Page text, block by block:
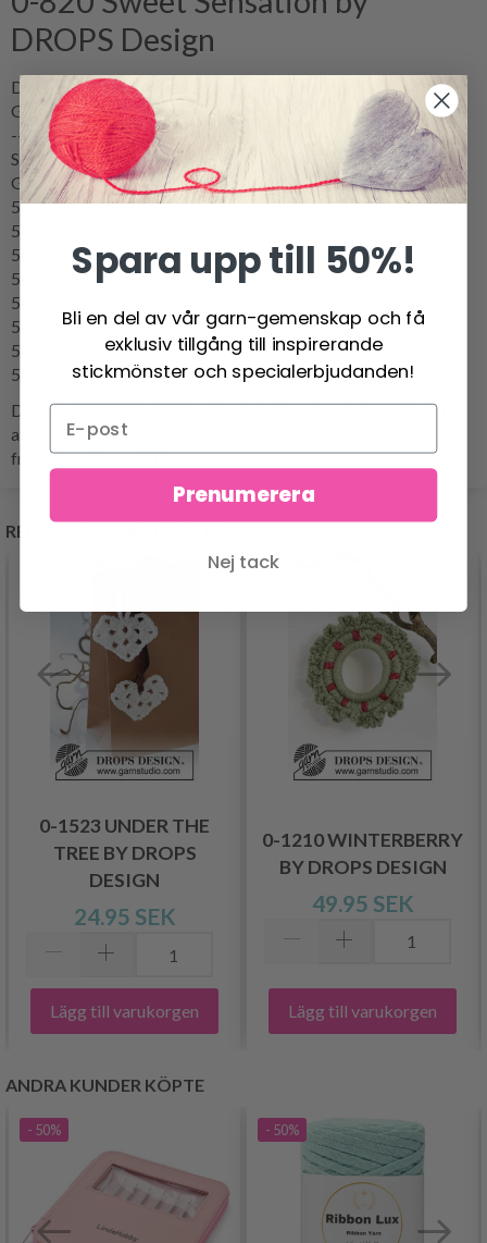
DROPS Design
DROPS Design: Modell nr R-618
Garngrupp B
--------------------------------------------------------
Storlek: ca 9 cm hög
Garnåtgång: DROPS MUSKAT från Garnstudio
50 g nr 12 röd
50 g nr 30 vaniljgul
50 g nr 34 rosa
50 g nr 29 gammalrosa
50 g nr 10 persika
50 g nr 08 naturvit
50 g nr 09 ljus brun
50 g nr 22 brun
DROPS VIRKNÅL NR 3 - eller det nålnr du måste använda för
att få 22
fm på bredden på 10 cm.
RELATERADE PRODUKTER
0-1523 UNDER THE
TREE BY DROPS
DESIGN
24.95 SEK
Lägg till varukorgen
0-1210 WINTERBERRY
BY DROPS DESIGN
49.95 SEK
Lägg till varukorgen
ANDRA KUNDER KÖPTE
- 50% - 50%
Spara upp till 50%!
Bli en del av vår garn-gemenskap och få
exklusiv tillgång till inspirerande
stickmönster och specialerbjudanden!
Prenumerera
Nej tack